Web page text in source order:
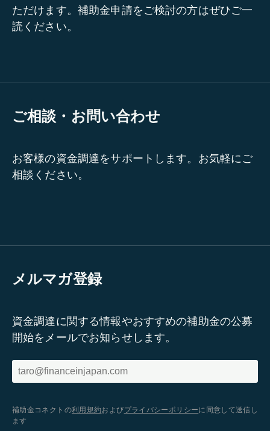
ただけます。補助金申請をご検討の方はぜひご一
読ください。
ご相談・お問い合わせ
お客様の資金調達をサポートします。お気軽にご
相談ください。
メルマガ登録
資金調達に関する情報やおすすめの補助金の公募
開始をメールでお知らせします。
補助金コネクトの利用規約およびプライバシーポリシーに同意して送信し
ます